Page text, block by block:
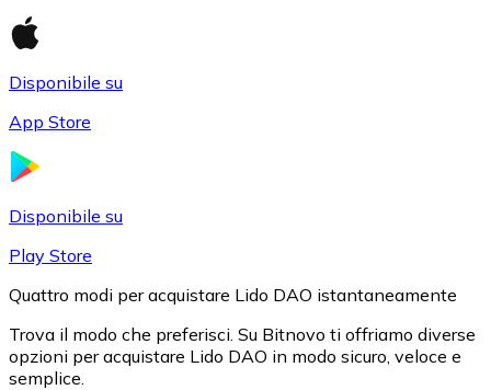
Disponibile su
App Store
Disponibile su
Play Store
Quattro modi per acquistare Lido DAO istantaneamente
Trova il modo che preferisci. Su Bitnovo ti offriamo diverse
opzioni per acquistare Lido DAO in modo sicuro, veloce e
semplice.